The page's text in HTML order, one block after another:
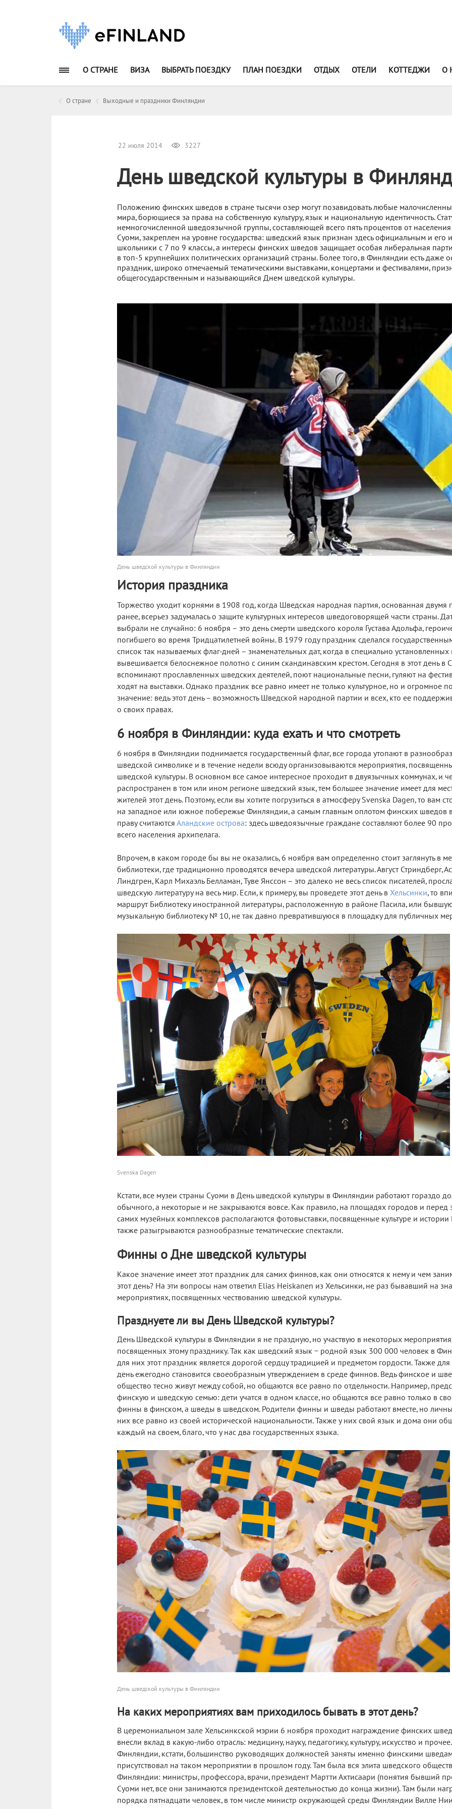
О СТРАНЕ ВИЗА ВЫБРАТЬ ПОЕЗДКУ ПЛАН ПОЕЗДКИ ОТДЫХ ОТЕЛИ КОТТЕДЖИ О
О стране Выходные и праздники Финляндии
22 июля 2014 3227
День шведской культуры в
Положению финских шведов в стране тысячи озер могут позавидовать любые
мира, борющиеся за права на собственную культуру, язык и национальную идентичность.
немногочисленной шведоязычной группы, составляющей всего пять процентов от
Суоми, закреплен на уровне государства: шведский язык признан здесь официальным и его
школьники с 7 по 9 классы, а интересы финских шведов защищает особая либеральная
в топ-5 крупнейших политических организаций страны. Более того, в Финляндии есть даже
праздник, широко отмечаемый тематическими выставками, концертами и фестивалями,
общегосударственным и называющийся Днем шведской культуры.
День шведской культуры в Финляндии
История праздника
Торжество уходит корнями в 1908 год, когда Шведская народная партия, основанная двумя
ранее, всерьез задумалась о защите культурных интересов шведоговорящей части страны.
выбрали не случайно: 6 ноября – это день смерти шведского короля Густава Адольфа,
погибшего во время Тридцатилетней войны. В 1979 году праздник сделался
список так называемых флаг-дней – знаменательных дат, когда в специально установленных
вывешивается белоснежное полотно с синим скандинавским крестом. Сегодня в этот день в
вспоминают прославленных шведских деятелей, поют национальные песни, гуляют на
ходят на выставки. Однако праздник все равно имеет не только культурное, но и огромное
значение: ведь этот день – возможность Шведской народной партии и всех, кто ее
о своих правах.
6 ноября в Финляндии: куда ехать и что смотреть
6 ноября в Финляндии поднимается государственный флаг, все города утопают в
шведской символике и в течение недели всюду организовываются мероприятия,
шведской культуры. В основном все самое интересное проходит в двуязычных коммунах, и
распространен в том или ином регионе шведский язык, тем большее значение имеет для
жителей этот день. Поэтому, если вы хотите погрузиться в атмосферу Svenska Dagen, то вам
на западное или южное побережье Финляндии, а самым главным оплотом финских шведов
праву считаются Аландские острова: здесь шведоязычные граждане составляют более 90
всего населения архипелага.
Впрочем, в каком городе бы вы не оказались, 6 ноября вам определенно стоит заглянуть в
библиотеки, где традиционно проводятся вечера шведской литературы. Август Стриндберг,
Линдгрен, Карл Михаэль Белламан, Туве Янссон – это далеко не весь список писателей,
шведскую литературу на весь мир. Если, к примеру, вы проведете этот день в Хельсинки, то
маршрут Библиотеку иностранной литературы, расположенную в районе Пасила, или
музыкальную библиотеку № 10, не так давно превратившуюся в площадку для публичных
Svenska Dagen
Кстати, все музеи страны Суоми в День шведской культуры в Финляндии работают гораздо
обычного, а некоторые и не закрываются вовсе. Как правило, на площадях городов и перед
самих музейных комплексов располагаются фотовыставки, посвященные культуре и
также разыгрываются разнообразные тематические спектакли.
Финны о Дне шведской культуры
Какое значение имеет этот праздник для самих финнов, как они относятся к нему и чем
этот день? На эти вопросы нам ответил Elias Heiskanen из Хельсинки, не раз бывавший на
мероприятиях, посвященных чествованию шведской культуры.
Празднуете ли вы День Шведской культуры?
День Шведской культуры в Финляндии я не праздную, но участвую в некоторых
посвященных этому празднику. Так как шведский язык − родной язык 300 000 человек в
для них этот праздник является дорогой сердцу традицией и предметом гордости. Также
день ежегодно становится своеобразным утверждением в среде финнов. Ведь финское и
общество тесно живут между собой, но общаются все равно по отдельности. Например,
финскую и шведскую семью: дети учатся в одном классе, но общаются все равно только в
финны в финском, а шведы в шведском. Родители финны и шведы работают вместе, но
них все равно из своей исторической национальности. Также у них свой язык и дома они
каждый на своем, благо, что у нас два государственных языка.
День шведской культуры в Финляндии
На каких мероприятиях вам приходилось бывать в этот день?
В церемониальном зале Хельсинкской мэрии 6 ноября проходит награждение финских
внесли вклад в какую-либо отрасль: медицину, науку, педагогику, культуру, искусство и
Финляндии, кстати, большинство руководящих должностей заняты именно финскими
присутствовал на таком мероприятии в прошлом году. Там была вся элита шведского
Финляндии: министры, профессора, врачи, президент Мартти Ахтисаари (понятия бывший
Суоми нет, все они занимаются президентской деятельностью до конца жизни). Там были
порядка пятнадцати человек, в том числе министр окружающей среды Финляндии Вилле